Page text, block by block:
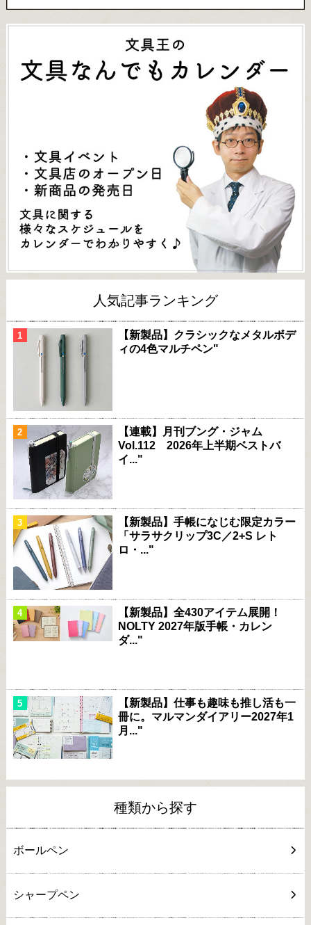
人気記事ランキング
【新製品】クラシックなメタルボデ
ィの4色マルチペン"
【連載】月刊ブング・ジャム
Vol.112 2026年上半期ベストバ
イ..."
【新製品】手帳になじむ限定カラー
「サラサクリップ3C／2+S レト
ロ・..."
【新製品】全430アイテム展開！
NOLTY 2027年版手帳・カレン
ダ..."
【新製品】仕事も趣味も推し活も一
冊に。マルマンダイアリー2027年1
月..."
種類から探す
ボールペン
シャープペン